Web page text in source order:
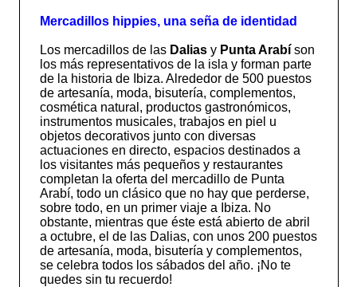
Mercadillos hippies, una seña de identidad
Los mercadillos de las Daliasy Punta Arabíson
los más representativos de la isla y forman parte
de la historia de Ibiza. Alrededor de 500 puestos
de artesanía, moda, bisutería, complementos,
cosmética natural, productos gastronómicos,
instrumentos musicales, trabajos en piel u
objetos decorativos junto con diversas
actuaciones en directo, espacios destinados a
los visitantes más pequeños y restaurantes
completan la oferta del mercadillo de Punta
Arabí, todo un clásico que no hay que perderse,
sobre todo, en un primer viaje a Ibiza. No
obstante, mientras que éste está abierto de abril
a octubre, el de las Dalias, con unos 200 puestos
de artesanía, moda, bisutería y complementos,
se celebra todos los sábados del año. ¡No te
quedes sin tu recuerdo!